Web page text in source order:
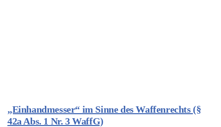
„Einhandmesser“ im Sinne des Waffenrechts (§
42a Abs. 1 Nr. 3 WaffG)